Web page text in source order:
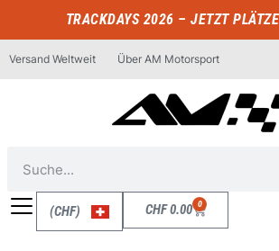
TRACKDAYS 2026 – JETZT
Versand Weltweit Über AM Motorsport
(CHF) CHF0.00 0